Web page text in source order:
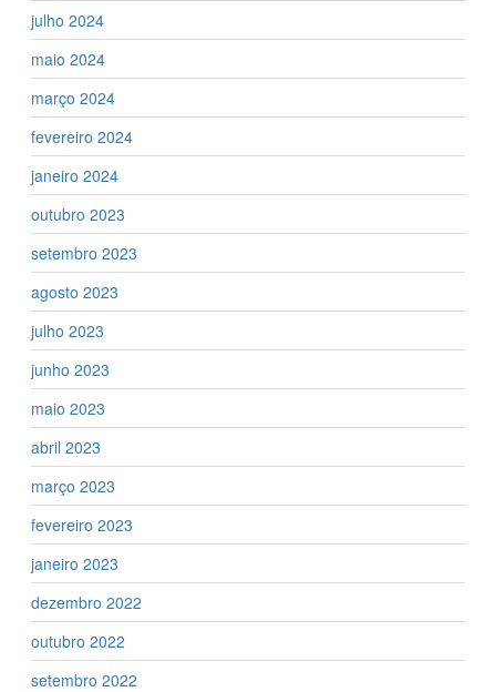
julho 2024
maio 2024
março 2024
fevereiro 2024
janeiro 2024
outubro 2023
setembro 2023
agosto 2023
julho 2023
junho 2023
maio 2023
abril 2023
março 2023
fevereiro 2023
janeiro 2023
dezembro 2022
outubro 2022
setembro 2022